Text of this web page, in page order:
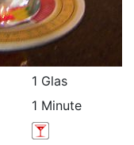
1 Glas
1 Minute